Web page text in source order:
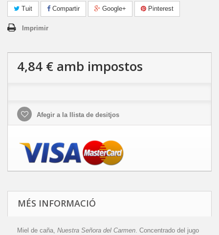
Tuit
Compartir Google+ Pinterest
Imprimir
4,84 € amb impostos
Afegir a la llista de desitjos
MÉS INFORMACIÓ
Miel de caña, Nuestra Señora del Carmen. Concentrado del jugo